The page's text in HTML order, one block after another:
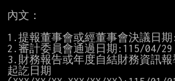
內文：
1.提報董事會或經董事會決議日
2.審計委員會通過日期:115/04/29
3.財務報告或年度自結財務資訊報
起訖日期